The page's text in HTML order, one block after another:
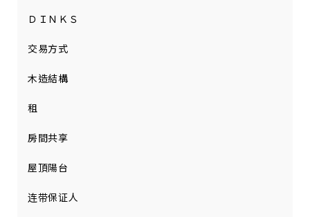
ＤＩＮＫＳ
交易方式
木造結構
租
房間共享
屋頂陽台
连带保证人